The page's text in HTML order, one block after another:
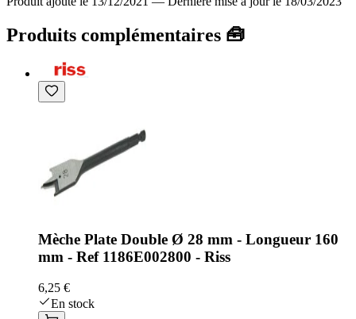
Produits complémentaires 🧰
Mèche Plate Double Ø 28 mm - Longueur 160
mm - Ref 1186E002800 - Riss
6,25 €
En stock